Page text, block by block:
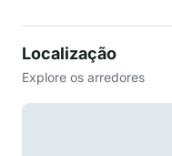
Localização
Explore os arredores